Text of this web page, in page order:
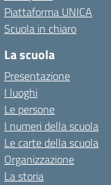
Piattaforma UNICA
Scuola in chiaro
La scuola
Presentazione
I luoghi
Le persone
I numeri della scuola
Le carte della scuola
Organizzazione
La storia